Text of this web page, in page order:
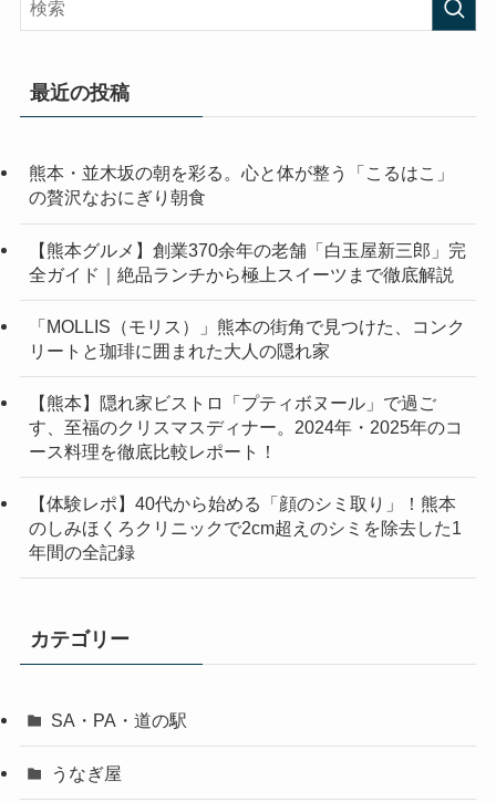
最近の投稿
熊本・並木坂の朝を彩る。心と体が整う「こるはこ」
の贅沢なおにぎり朝食
【熊本グルメ】創業370余年の老舗「白玉屋新三郎」完
全ガイド｜絶品ランチから極上スイーツまで徹底解説
「MOLLIS（モリス）」熊本の街角で見つけた、コンク
リートと珈琲に囲まれた大人の隠れ家
【熊本】隠れ家ビストロ「プティボヌール」で過ご
す、至福のクリスマスディナー。2024年・2025年のコ
ース料理を徹底比較レポート！
【体験レポ】40代から始める「顔のシミ取り」！熊本
のしみほくろクリニックで2cm超えのシミを除去した1
年間の全記録
カテゴリー
SA・PA・道の駅
うなぎ屋